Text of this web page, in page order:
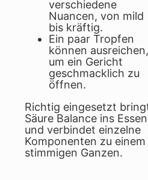
verschiedene
Nuancen, von mild
bis kräftig.
Ein paar Tropfen
können ausreichen,
um ein Gericht
geschmacklich zu
öffnen.
Richtig eingesetzt
Säure Balance ins Essen
und verbindet einzelne
Komponenten zu einem
stimmigen Ganzen.